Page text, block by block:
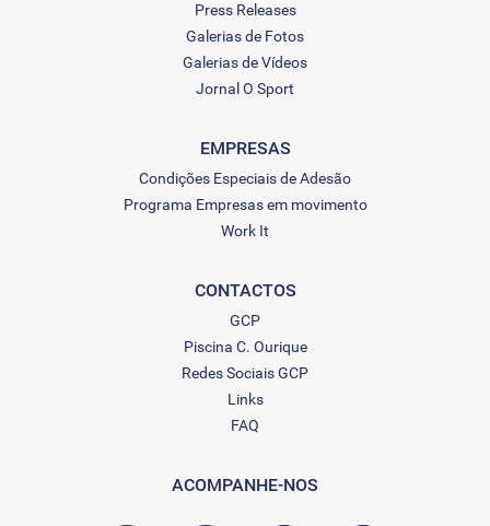
Press Releases
Galerias de Fotos
Galerias de Vídeos
Jornal O Sport
EMPRESAS
Condições Especiais de Adesão
Programa Empresas em movimento
Work It
CONTACTOS
GCP
Piscina C. Ourique
Redes Sociais GCP
Links
FAQ
ACOMPANHE-NOS